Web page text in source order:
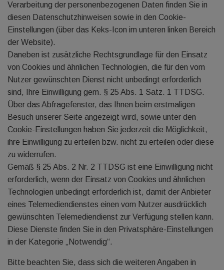
Verarbeitung der personenbezogenen Daten finden Sie in
diesen Datenschutzhinweisen sowie in den Cookie-
Einstellungen (über das Keks-Icon im unteren linken Bereich
der Website).
Daneben ist zusätzliche Rechtsgrundlage für den Einsatz
von Cookies und ähnlichen Technologien, die für den vom
Nutzer gewünschten Dienst nicht unbedingt erforderlich
sind, Ihre Einwilligung gem. § 25 Abs. 1 Satz. 1 TTDSG.
Über das Abfragefenster, das Ihnen beim erstmaligen
Besuch unserer Seite angezeigt wird, sowie unter den
Cookie-Einstellungen haben Sie jederzeit die Möglichkeit,
ihre Einwilligung zu erteilen bzw. nicht zu erteilen oder diese
zu widerrufen.
Gemäß § 25 Abs. 2 Nr. 2 TTDSG ist eine Einwilligung nicht
erforderlich, wenn der Einsatz von Cookies und ähnlichen
Technologien unbedingt erforderlich ist, damit der Anbieter
eines Telemediendienstes einen vom Nutzer ausdrücklich
gewünschten Telemediendienst zur Verfügung stellen kann.
Diese Dienste finden Sie in den Privatsphäre-Einstellungen
in der Kategorie „Notwendig“.
Bitte beachten Sie, dass sich die weiteren Angaben in